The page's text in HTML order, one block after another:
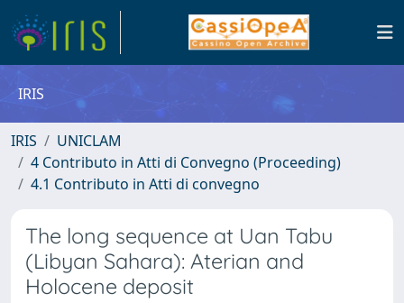
IRIS
IRIS
UNICLAM
4 Contributo in Atti di Convegno (Proceeding)
4.1 Contributo in Atti di convegno
The long sequence at Uan Tabu
(Libyan Sahara): Aterian and
Holocene deposit